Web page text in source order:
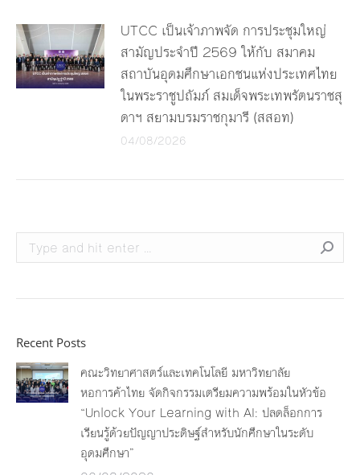
UTCC เป็นเจ้าภาพจัด การประชุมใหญ่
สามัญประจำปี 2569 ให้กับ สมาคม
สถาบันอุดมศึกษาเอกชนแห่งประเทศไทย
ในพระราชูปถัมภ์ สมเด็จพระเทพรัตนราชสุ
ดาฯ สยามบรมราชกุมารี (สสอท)
04/08/2026
Search:
Recent Posts
คณะวิทยาศาสตร์และเทคโนโลยี มหาวิทยาลัย
หอการค้าไทย จัดกิจกรรมเตรียมความพร้อมในหัวข้อ
“Unlock Your Learning with AI: ปลดล็อกการ
เรียนรู้ด้วยปัญญาประดิษฐ์สำหรับนักศึกษาในระดับ
อุดมศึกษา”